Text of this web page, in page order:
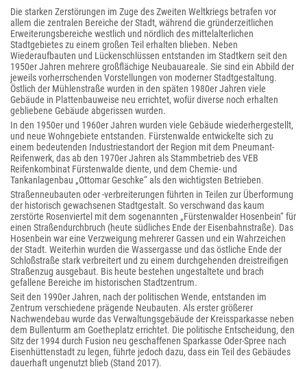
Die starken Zerstörungen im Zuge des Zweiten Weltkriegs betrafen vor
allem die zentralen Bereiche der Stadt, während die gründerzeitlichen
Erweiterungsbereiche westlich und nördlich des mittelalterlichen
Stadtgebietes zu einem großen Teil erhalten blieben. Neben
Wiederaufbauten und Lückenschlüssen entstanden im Stadtkern seit den
1950er Jahren mehrere großflächige Neubauareale. Sie sind ein Abbild der
jeweils vorherrschenden Vorstellungen von moderner Stadtgestaltung.
Östlich der Mühlenstraße wurden in den späten 1980er Jahren viele
Gebäude in Plattenbauweise neu errichtet, wofür diverse noch erhalten
gebliebene Gebäude abgerissen wurden.
In den 1950er und 1960er Jahren wurden viele Gebäude wiederhergestellt,
und neue Wohngebiete entstanden. Fürstenwalde entwickelte sich zu
einem bedeutenden Industriestandort der Region mit dem Pneumant-
Reifenwerk, das ab den 1970er Jahren als Stammbetrieb des VEB
Reifenkombinat Fürstenwalde diente, und dem Chemie- und
Tankanlagenbau „Ottomar Geschke“ als den wichtigsten Betrieben.
Straßenneubauten oder -verbreiterungen führten in Teilen zur Überformung
der historisch gewachsenen Stadtgestalt. So verschwand das kaum
zerstörte Rosenviertel mit dem sogenannten „Fürstenwalder Hosenbein“ für
einen Straßendurchbruch (heute südliches Ende der Eisenbahnstraße). Das
Hosenbein war eine Verzweigung mehrerer Gassen und ein Wahrzeichen
der Stadt. Weiterhin wurden die Wassergasse und das östliche Ende der
Schloßstraße stark verbreitert und zu einem durchgehenden dreistreifigen
Straßenzug ausgebaut. Bis heute bestehen ungestaltete und brach
gefallene Bereiche im historischen Stadtzentrum.
Seit den 1990er Jahren, nach der politischen Wende, entstanden im
Zentrum verschiedene prägende Neubauten. Als erster größerer
Nachwendebau wurde das Verwaltungsgebäude der Kreissparkasse neben
dem Bullenturm am Goetheplatz errichtet. Die politische Entscheidung, den
Sitz der 1994 durch Fusion neu geschaffenen Sparkasse Oder-Spree nach
Eisenhüttenstadt zu legen, führte jedoch dazu, dass ein Teil des Gebäudes
dauerhaft ungenutzt blieb (Stand 2017).